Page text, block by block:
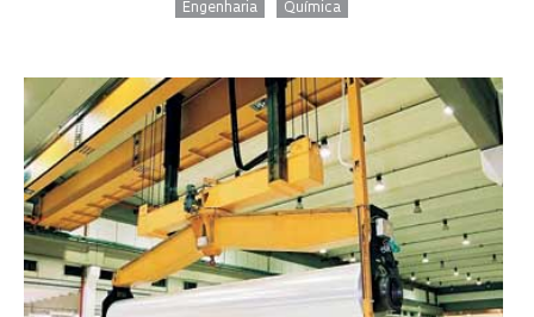
Engenharia Química